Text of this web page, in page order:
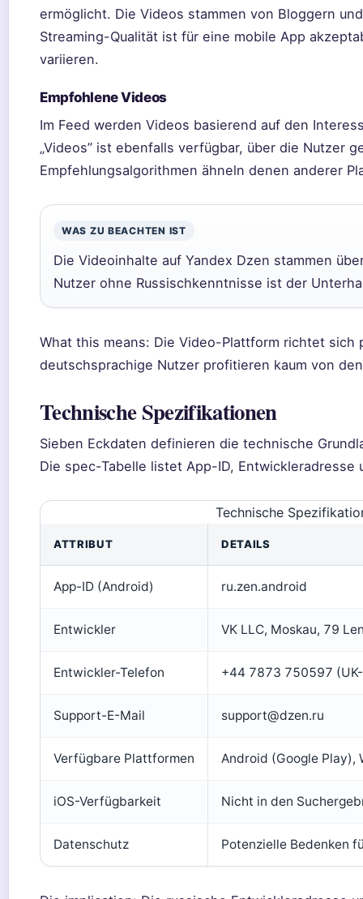
ermöglicht. Die Videos stammen von Bloggern
Streaming-Qualität ist für eine mobile App
variieren.
Empfohlene Videos
Im Feed werden Videos basierend auf den
„Videos” ist ebenfalls verfügbar, über die Nutzer
Empfehlungsalgorithmen ähneln denen anderer
WAS ZU BEACHTEN IST
Die Videoinhalte auf Yandex Dzen stammen
Nutzer ohne Russischkenntnisse ist der
What this means: Die Video-Plattform richtet sich
deutschsprachige Nutzer profitieren kaum von
Technische Spezifikationen
Sieben Eckdaten definieren die technische
Die spec-Tabelle listet App-ID, Entwickleradresse
Technische
ATTRIBUT DETAILS
App-ID (Android) ru.zen.android
Entwickler VK LLC, Moskau, 79
Entwickler-Telefon +44 7873 750597
Support-E-Mail support@dzen.ru
Verfügbare Plattformen Android (Google Play),
iOS-Verfügbarkeit Nicht in den
Datenschutz Potenzielle Bedenken